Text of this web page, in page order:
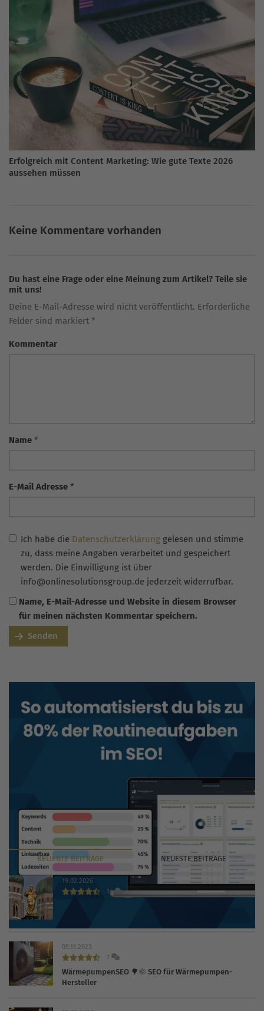
Erfolgreich mit Content Marketing: Wie gute Texte 2026
aussehen müssen
Keine Kommentare vorhanden
Du hast eine Frage oder eine Meinung zum Artikel? Teile sie
mit uns!
Deine E-Mail-Adresse wird nicht veröffentlicht. Erforderliche
Felder sind markiert *
Kommentar
Name *
E-Mail Adresse *
Ich habe die Datenschutzerklärung gelesen und stimme
zu, dass meine Angaben verarbeitet und gespeichert
werden. Die Einwilligung ist über
info@onlinesolutionsgroup.de jederzeit widerrufbar.
Name, E-Mail-Adresse und Website in diesem Browser
für meinen nächsten Kommentar speichern.
Senden
BELIEBTEBEITRÄGE NEUESTEBEITRÄGE
19.02.2026
14
05.11.2023
7
WärmepumpenSEO 🌳🌞 SEO für Wärmepumpen-
Hersteller